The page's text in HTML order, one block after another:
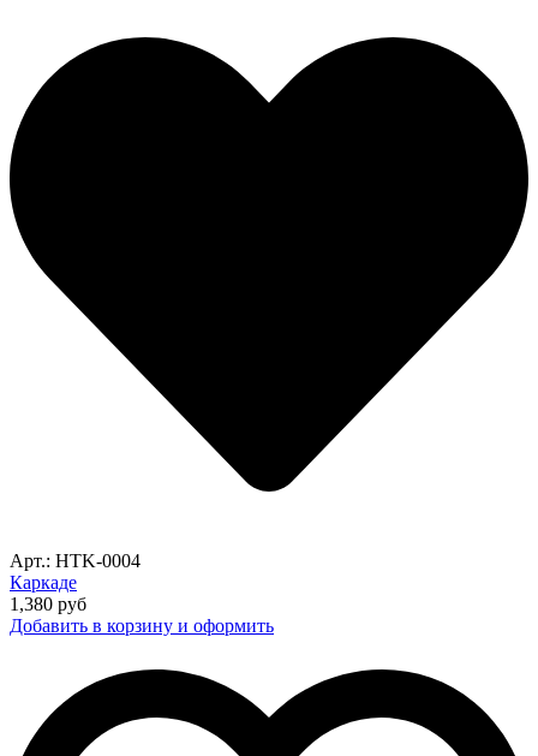
Арт.: HTK-0004
Каркаде
1,380 руб
Добавить в корзину и оформить